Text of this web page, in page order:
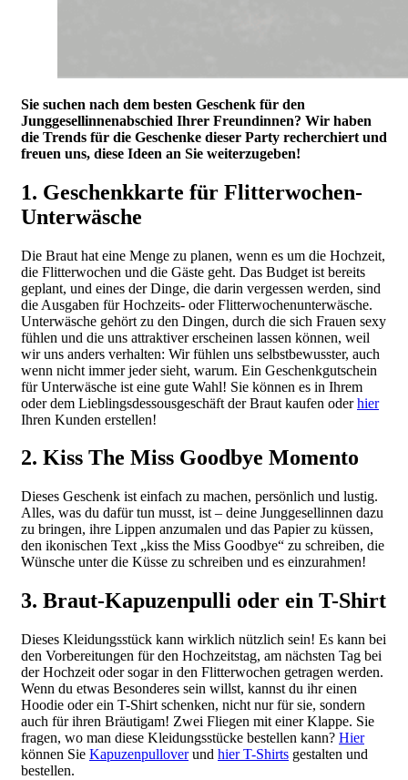
Sie suchen nach dem besten Geschenk für den
Junggesellinnenabschied Ihrer Freundinnen? Wir haben
die Trends für die Geschenke dieser Party recherchiert und
freuen uns, diese Ideen an Sie weiterzugeben!
1. Geschenkkarte für Flitterwochen-
Unterwäsche
Die Braut hat eine Menge zu planen, wenn es um die Hochzeit,
die Flitterwochen und die Gäste geht. Das Budget ist bereits
geplant, und eines der Dinge, die darin vergessen werden, sind
die Ausgaben für Hochzeits- oder Flitterwochenunterwäsche.
Unterwäsche gehört zu den Dingen, durch die sich Frauen sexy
fühlen und die uns attraktiver erscheinen lassen können, weil
wir uns anders verhalten: Wir fühlen uns selbstbewusster, auch
wenn nicht immer jeder sieht, warum. Ein Geschenkgutschein
für Unterwäsche ist eine gute Wahl! Sie können es in Ihrem
oder dem Lieblingsdessousgeschäft der Braut kaufen oderhier
Ihren Kunden erstellen!
2. Kiss The Miss Goodbye Momento
Dieses Geschenk ist einfach zu machen, persönlich und lustig.
Alles, was du dafür tun musst, ist – deine Junggesellinnen dazu
zu bringen, ihre Lippen anzumalen und das Papier zu küssen,
den ikonischen Text „kiss the Miss Goodbye“ zu schreiben, die
Wünsche unter die Küsse zu schreiben und es einzurahmen!
3. Braut-Kapuzenpulli oder ein T-Shirt
Dieses Kleidungsstück kann wirklich nützlich sein! Es kann bei
den Vorbereitungen für den Hochzeitstag, am nächsten Tag bei
der Hochzeit oder sogar in den Flitterwochen getragen werden.
Wenn du etwas Besonderes sein willst, kannst du ihr einen
Hoodie oder ein T-Shirt schenken, nicht nur für sie, sondern
auch für ihren Bräutigam! Zwei Fliegen mit einer Klappe. Sie
fragen, wo man diese Kleidungsstücke bestellen kann? Hier
können Sie Kapuzenpulloverund hier T-Shirts gestalten und
bestellen.